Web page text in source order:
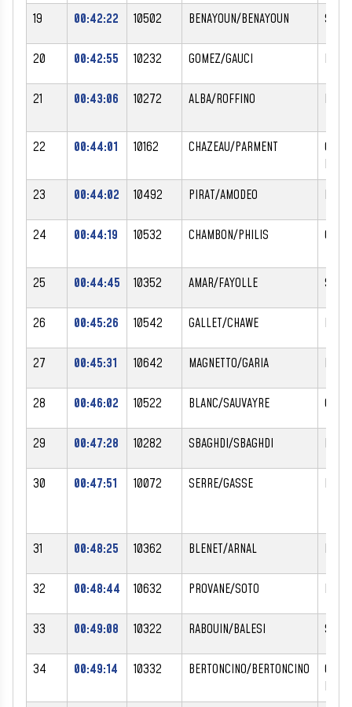
19 00:42:22 10502 BENAYOUN/BENAYOUN
20 00:42:55 10232 GOMEZ/GAUCI
21 00:43:06 10272 ALBA/ROFFINO
22 00:44:01 10162 CHAZEAU/PARMENT
MARIE
23
00:44:02 10492 PIRAT/AMODEO
24 00:44:19 10532 CHAMBON/PHILIS
25 00:44:45 10352 AMAR/FAYOLLE
26 00:45:26 10542 GALLET/CHAWE
27 00:45:31 10642 MAGNETTO/GARIA
28 00:46:02 10522 BLANC/SAUVAYRE
29 00:47:28 10282 SBAGHDI/SBAGHDI
30 00:47:51 10072 SERRE/GASSE
31 00:48:25 10362 BLENET/ARNAL
32 00:48:44 10632 PROVANE/SOTO
33 00:49:08 10322 RABOUIN/BALESI
34 00:49:14 10332 BERTONCINO/BERTONCINO